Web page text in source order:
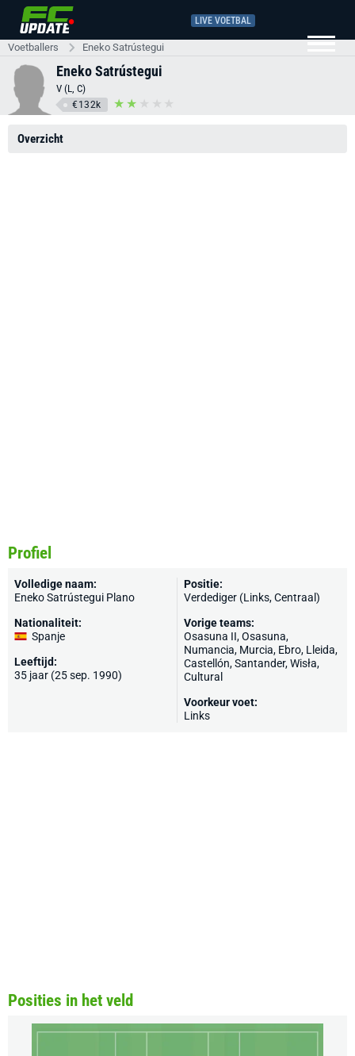
LIVE VOETBAL
Voetballers Eneko Satrústegui
Eneko Satrústegui
V (L, C)
€132k
Overzicht
Profiel
Volledige naam:
Eneko Satrústegui Plano
Nationaliteit:
Spanje
Leeftijd:
35 jaar (25 sep. 1990)
Positie:
Verdediger (Links, Centraal)
Vorige teams:
Osasuna II,Osasuna,
Numancia, Murcia, Ebro, Lleida,
Castellón,Santander,Wisła,
Cultural
Voorkeur voet:
Links
Posities in het veld